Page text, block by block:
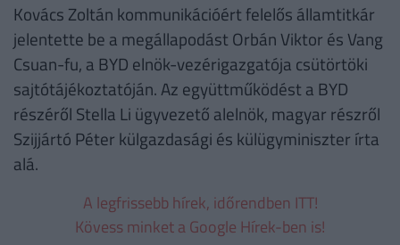
Kovács Zoltán kommunikációért felelős államtitkár
jelentette be a megállapodást Orbán Viktor és Vang
Csuan-fu, a BYD elnök-vezérigazgatója csütörtöki
sajtótájékoztatóján. Az együttműködést a BYD
részéről Stella Li ügyvezető alelnök, magyar részről
Szijjártó Péter külgazdasági és külügyminiszter írta
alá.
A legfrissebb hírek, időrendben ITT!
Kövess minket a Google Hírek-ben is!